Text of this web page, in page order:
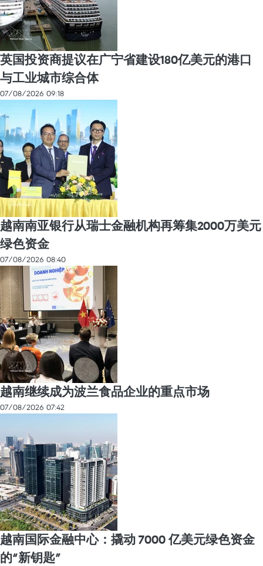
英国投资商提议在广宁省建设180亿美元的港口
与工业城市综合体
07/08/2026 09:18
越南南亚银行从瑞士金融机构再筹集2000万美元
绿色资金
07/08/2026 08:40
越南继续成为波兰食品企业的重点市场
07/08/2026 07:42
越南国际金融中心：撬动 7000 亿美元绿色资金
的“新钥匙”